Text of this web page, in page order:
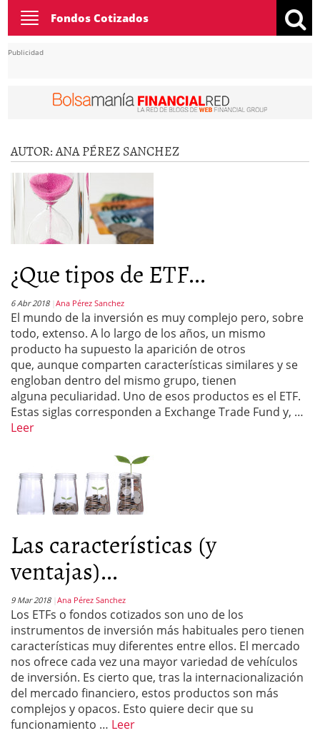
Toggle
navigation
Fondos Cotizados
Publicidad
AUTOR:ANA PÉREZ SANCHEZ
¿Que tipos de ETF...
6 Abr 2018 Ana Pérez Sanchez
El mundo de la inversión es muy complejo pero, sobre
todo, extenso. A lo largo de los años, un mismo
producto ha supuesto la aparición de otros
que, aunque comparten características similares y se
engloban dentro del mismo grupo, tienen
alguna peculiaridad. Uno de esos productos es el ETF.
Estas siglas corresponden a Exchange Trade Fund y, …
Leer
Las características (y
ventajas)...
9 Mar 2018 Ana Pérez Sanchez
Los ETFs o fondos cotizados son uno de los
instrumentos de inversión más habituales pero tienen
características muy diferentes entre ellos. El mercado
nos ofrece cada vez una mayor variedad de vehículos
de inversión. Es cierto que, tras la internacionalización
del mercado financiero, estos productos son más
complejos y opacos. Esto quiere decir que su
funcionamiento … Leer